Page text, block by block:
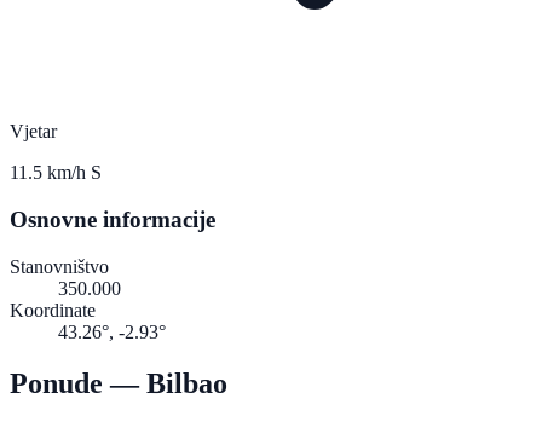
Vjetar
11.5 km/h S
Osnovne informacije
Stanovništvo
350.000
Koordinate
43.26°, -2.93°
Ponude — Bilbao